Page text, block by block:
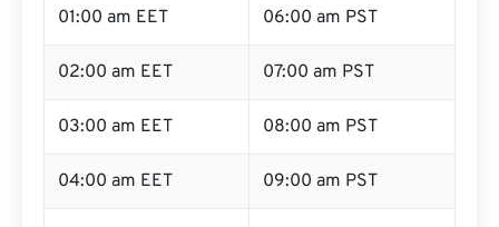
01:00 am EET 06:00 am PST
02:00 am EET 07:00 am PST
03:00 am EET 08:00 am PST
04:00 am EET 09:00 am PST